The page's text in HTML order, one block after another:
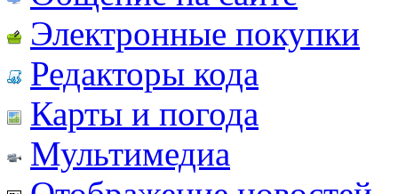
Электронные покупки
Редакторы кода
Карты и погода
Мультимедиа